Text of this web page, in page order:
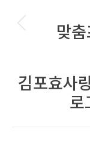
맞
김포효사
로